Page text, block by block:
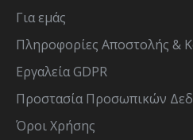
Για εμάς
Πληροφορίες Αποστολής &
Εργαλεία GDPR
Προστασία Προσωπικών
Όροι Χρήσης